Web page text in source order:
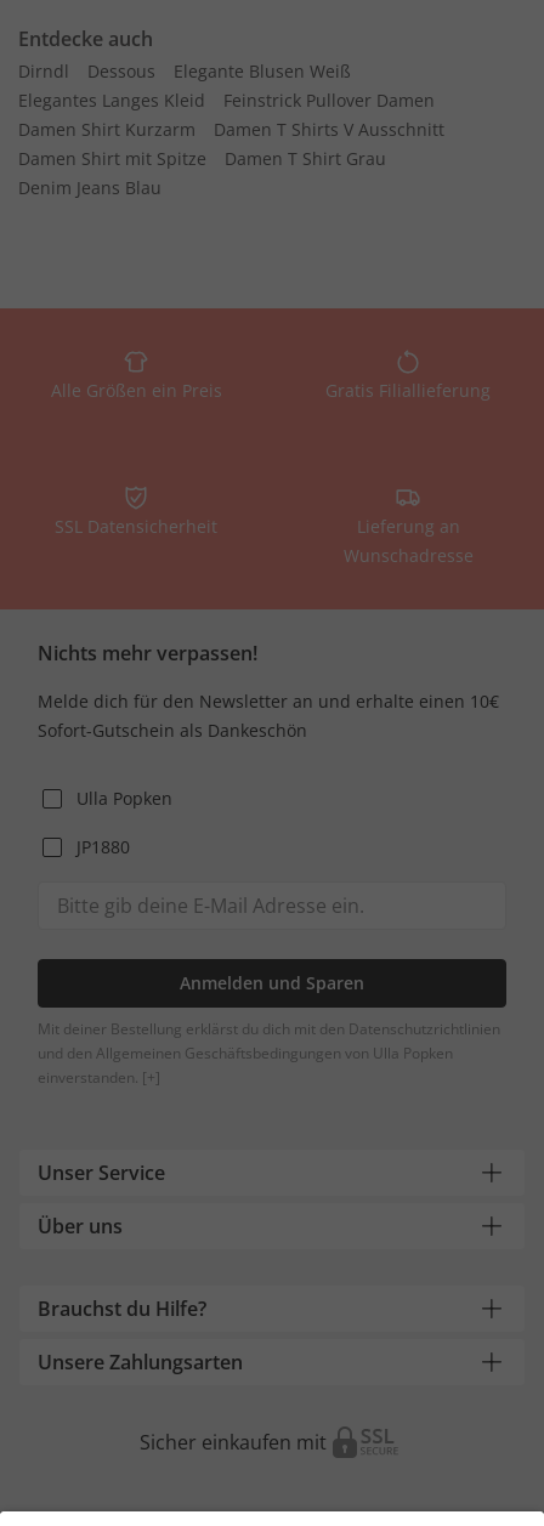
Entdecke auch
Dirndl Dessous
Elegante Blusen Weiß
Elegantes Langes Kleid
Feinstrick Pullover Damen
Damen Shirt Kurzarm
Damen T Shirts V Ausschnitt
Damen Shirt mit Spitze
Damen T Shirt Grau
Denim Jeans Blau
Alle Größen ein Preis Gratis Filiallieferung
SSL Datensicherheit
Lieferung an
Wunschadresse
Nichts mehr verpassen!
Melde dich für den Newsletter an und erhalte einen 10€
Sofort-Gutschein als Dankeschön
Ulla Popken
JP1880
Anmelden und Sparen
Mit deiner Bestellung erklärst du dich mit den Datenschutzrichtlinien
und den Allgemeinen Geschäftsbedingungen von Ulla Popken
einverstanden. [+]
Unser Service
Über uns
Brauchst du Hilfe?
Unsere Zahlungsarten
Sicher einkaufen mit